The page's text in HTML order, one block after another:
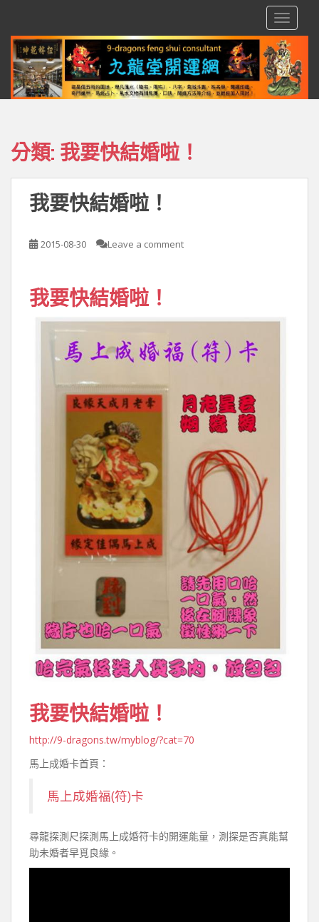
分類: 我要快結婚啦！
我要快結婚啦！
2015-08-30 Leave a comment
我要快結婚啦！
我要快結婚啦！
http://9-dragons.tw/myblog/?cat=70
馬上成婚卡首頁：
馬上成婚福(符)卡
尋龍探測尺探測馬上成婚符卡的開運能量，測探是否真能幫
助未婚者早覓良緣。